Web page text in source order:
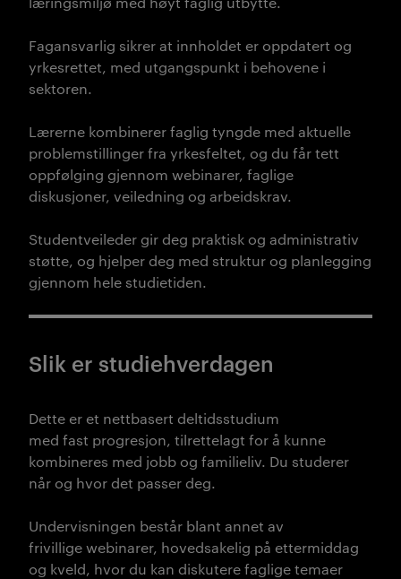
Fagansvarlig sikrer at innholdet er oppdatert og
yrkesrettet, med utgangspunkt i behovene i
sektoren.
Lærerne kombinerer faglig tyngde med aktuelle
problemstillinger fra yrkesfeltet, og du får tett
oppfølging gjennom webinarer, faglige
diskusjoner, veiledning og arbeidskrav.
Studentveileder gir deg praktisk og administrativ
støtte, og hjelper deg med struktur og planlegging
gjennom hele studietiden.
Slik er studiehverdagen
Dette er et nettbasert deltidsstudium
med fast progresjon, tilrettelagt for å kunne
kombineres med jobb og familieliv. Du studerer
når og hvor det passer deg.
Undervisningen består blant annet av
frivillige webinarer, hovedsakelig på ettermiddag
og kveld, hvor du kan diskutere faglige temaer